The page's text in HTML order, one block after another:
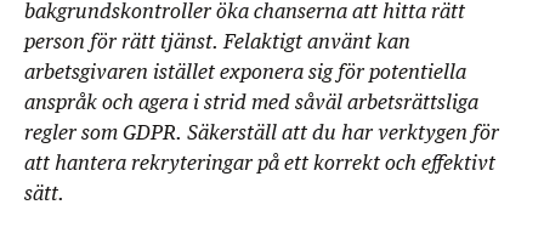
bakgrundskontroller öka chanserna att hitta rätt
person för rätt tjänst. Felaktigt använt kan
arbetsgivaren istället exponera sig för potentiella
anspråk och agera i strid med såväl arbetsrättsliga
regler som GDPR. Säkerställ att du har verktygen för
att hantera rekryteringar på ett korrekt och effektivt
sätt.